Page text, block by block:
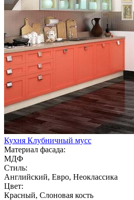
Кухня Клубничный мусс
Материал фасада:
МДФ
Стиль:
Английский, Евро, Неоклассика
Цвет:
Красный, Слоновая кость